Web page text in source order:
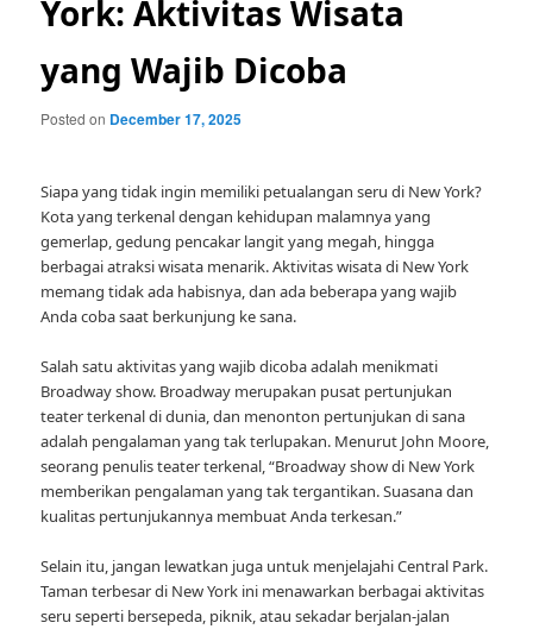
York: Aktivitas Wisata
yang Wajib Dicoba
Posted on December 17, 2025
Siapa yang tidak ingin memiliki petualangan seru di New York?
Kota yang terkenal dengan kehidupan malamnya yang
gemerlap, gedung pencakar langit yang megah, hingga
berbagai atraksi wisata menarik. Aktivitas wisata di New York
memang tidak ada habisnya, dan ada beberapa yang wajib
Anda coba saat berkunjung ke sana.
Salah satu aktivitas yang wajib dicoba adalah menikmati
Broadway show. Broadway merupakan pusat pertunjukan
teater terkenal di dunia, dan menonton pertunjukan di sana
adalah pengalaman yang tak terlupakan. Menurut John Moore,
seorang penulis teater terkenal, “Broadway show di New York
memberikan pengalaman yang tak tergantikan. Suasana dan
kualitas pertunjukannya membuat Anda terkesan.”
Selain itu, jangan lewatkan juga untuk menjelajahi Central Park.
Taman terbesar di New York ini menawarkan berbagai aktivitas
seru seperti bersepeda, piknik, atau sekadar berjalan-jalan